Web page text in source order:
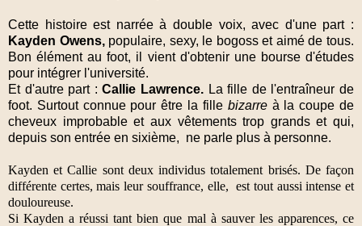
Cette histoire est narrée à double voix, avec d'une part :
Kayden Owens,populaire, sexy, le bogoss et aimé de tous.
Bon élément au foot, il vient d'obtenir une bourse d'études
pour intégrer l'université.
Et d'autre part :Callie Lawrence. La fille de l'entraîneur de
foot. Surtout connue pour être la fille bizarreà la coupe de
cheveux improbable et aux vêtements trop grands et qui,
depuis son entrée en sixième, ne parle plus à personne.
Kayden et Callie sont deux individus totalement brisés. De façon
différente certes, mais leur souffrance, elle, est tout aussi intense et
douloureuse.
Si Kayden a réussi tant bien que mal à sauver les apparences, ce